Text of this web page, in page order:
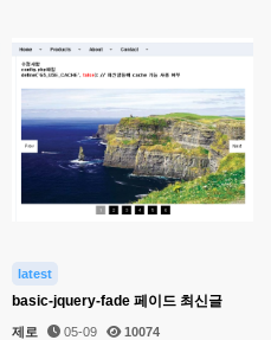
latest
basic-jquery-fade 페이드 최신글
제로 05-09 10074